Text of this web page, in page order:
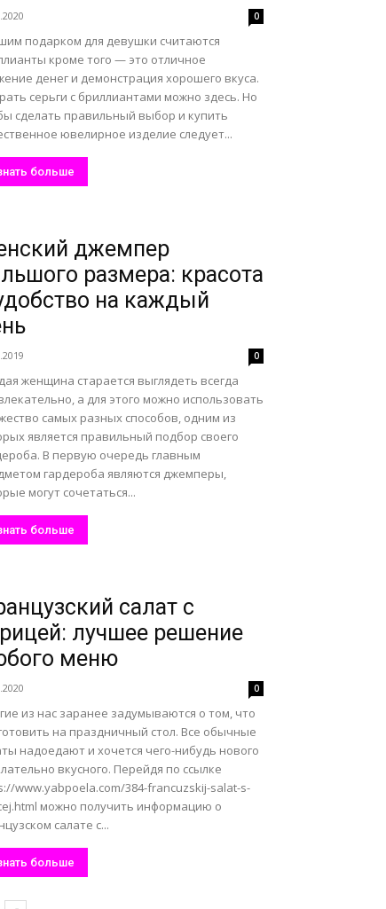
0
подарком для девушки считаются
кроме того — это отличное
денег и демонстрация хорошего вкуса.
серьги с бриллиантами можно здесь. Но
сделать правильный выбор и купить
ювелирное изделие следует...
больше
джемпер
размера: красота
на каждый
0
женщина старается выглядеть всегда
а для этого можно использовать
самых разных способов, одним из
является правильный подбор своего
В первую очередь главным
гардероба являются джемперы,
могут сочетаться...
больше
салат с
лучшее решение
меню
0
из нас заранее задумываются о том, что
на праздничный стол. Все обычные
надоедают и хочется чего-нибудь нового
вкусного. Перейдя по ссылке
www.yabpoela.com/384-francuzskij-salat-s-
можно получить информацию о
салате с...
больше